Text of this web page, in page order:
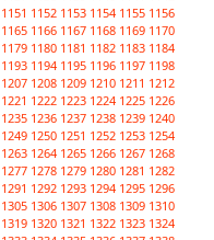
1151 1152 1153 1154 1155 1156
1165 1166 1167 1168 1169 1170
1179 1180 1181 1182 1183 1184
1193 1194 1195 1196 1197 1198
1207 1208 1209 1210 1211 1212
1221 1222 1223 1224 1225 1226
1235 1236 1237 1238 1239 1240
1249 1250 1251 1252 1253 1254
1263 1264 1265 1266 1267 1268
1277 1278 1279 1280 1281 1282
1291 1292 1293 1294 1295 1296
1305 1306 1307 1308 1309 1310
1319 1320 1321 1322 1323 1324